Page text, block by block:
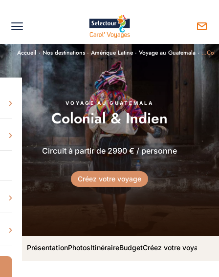
›
›
›
›
Accueil · Nos destinations · Amérique Latine · Voyage au Guatemala ·
VOYAGE AU GUATEMALA
Colonial & Indien
Circuit à partir de 2990 € / personne
Créez votre voyage
PrésentationPhotosItinéraireBudgetCréez votre voyage